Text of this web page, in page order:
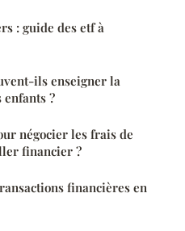
: guide des etf à
ils enseigner la
?
négocier les frais de
financier ?
financières en